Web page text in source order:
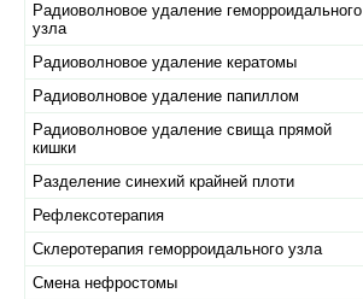
Радиоволновое удаление геморроидального
узла
Радиоволновое удаление кератомы
Радиоволновое удаление папиллом
Радиоволновое удаление свища прямой
кишки
Разделение синехий крайней плоти
Рефлексотерапия
Склеротерапия геморроидального узла
Смена нефростомы